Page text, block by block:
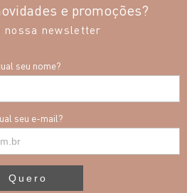
e promoções?
nossa newsletter
seu nome?
seu e-mail?
Quero